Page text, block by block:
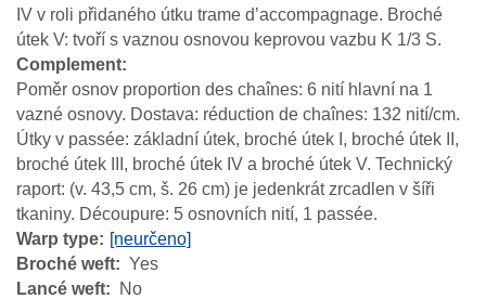
IV v roli přidaného útku trame d’accompagnage. Broché
útek V: tvoří s vaznou osnovou keprovou vazbu K 1/3 S.
Complement
Poměr osnov proportion des chaînes: 6 nití hlavní na 1
vazné osnovy. Dostava: réduction de chaînes: 132 nití/cm.
Útky v passée: základní útek, broché útek I, broché útek II,
broché útek III, broché útek IV a broché útek V. Technický
raport: (v. 43,5 cm, š. 26 cm) je jedenkrát zrcadlen v šíři
tkaniny. Découpure: 5 osnovních nití, 1 passée.
Warp type
[neurčeno]
Broché weft
Yes
Lancé weft
No